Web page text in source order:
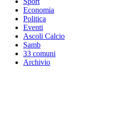
Economia
Politica
Eventi
Ascoli Calcio
Samb
33 comuni
Archivio